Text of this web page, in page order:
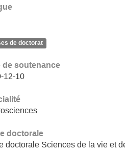
de doctorat
de soutenance
12-10
doctorale
doctorale Sciences de la vie et